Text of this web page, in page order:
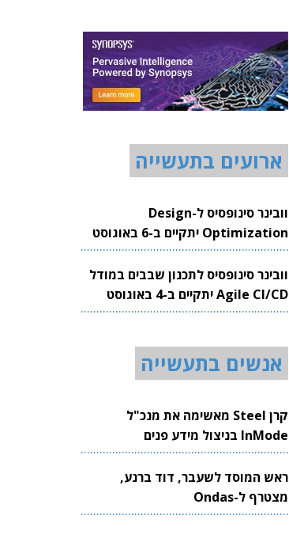
ארועים בתעשייה
וובינר סינופסיס ל-Design
Optimization יתקיים ב-6 באוגוסט
2026
וובינר סינופסיס לתכנון שבבים במודל
Agile CI/CD יתקיים ב-4 באוגוסט
2026
אנשים בתעשייה
קרן Steel מאשימה את מנכ"ל
InMode בניצול מידע פנים
ראש המוסד לשעבר, דוד ברנע,
מצטרף ל-Ondas